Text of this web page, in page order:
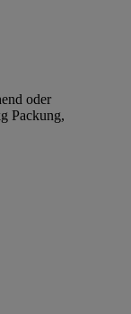
oder
Packung,